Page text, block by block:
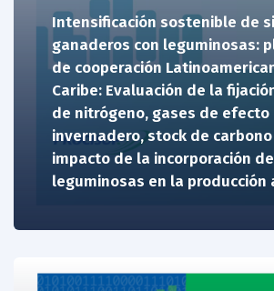
Intensificación sostenible de
ganaderos con leguminosas:
de cooperación
Caribe: Evaluación de la
de nitrógeno, gases de efecto
invernadero, stock de
impacto de la incorporación de
leguminosas en la producción